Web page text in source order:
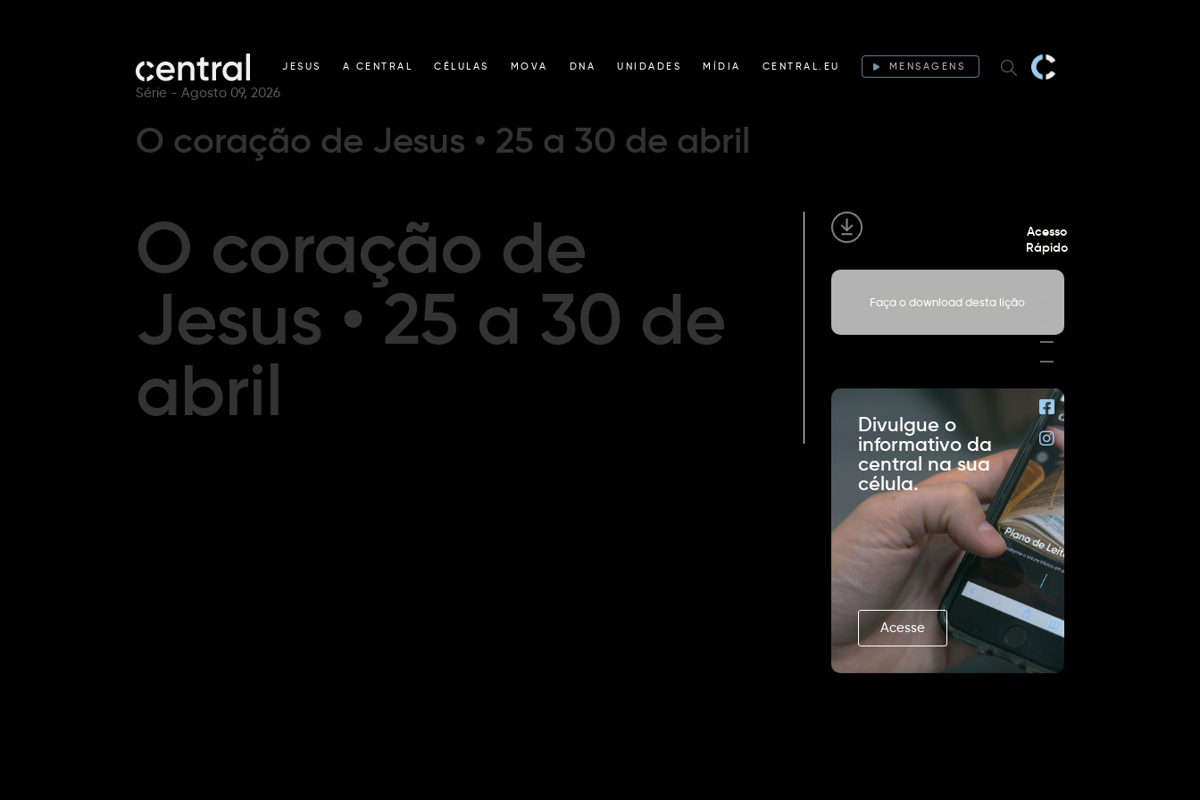
Acesso
Rápido
JESUS A CENTRAL CÉLULAS MOVA DNA UNIDADES MÍDIA CENTRAL.EU MENSAGENS
Série - Agosto 09, 2026
O coração de Jesus • 25 a 30 de abril
O coração de
Jesus • 25 a 30 de
abril
Faça o download desta lição
Divulgue o
informativo da
central na sua
célula.
Acesse